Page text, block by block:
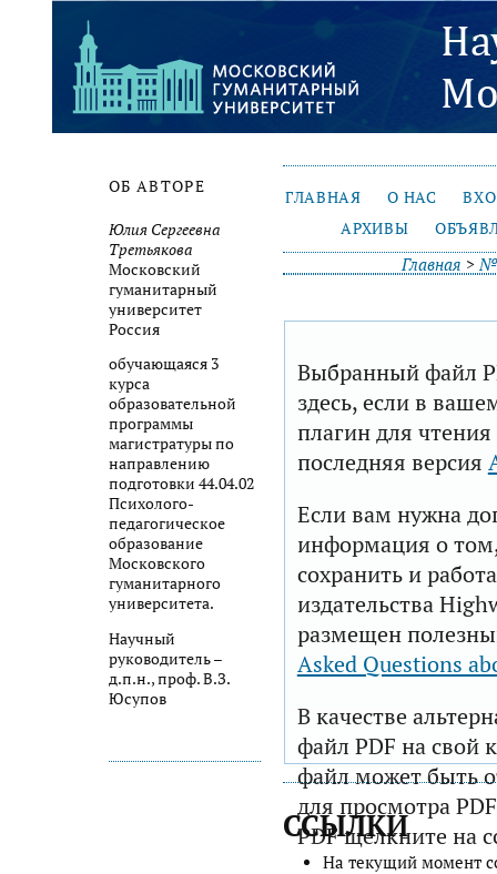
ОБ АВТОРЕ
Юлия Сергеевна
Третьякова
Московский
гуманитарный
университет
Россия
обучающаяся 3
курса
образовательной
программы
магистратуры по
направлению
подготовки 44.04.02
Психолого-
педагогическое
образование
Московского
гуманитарного
университета.
Научный
руководитель –
д.п.н., проф. В.З.
Юсупов
ГЛАВНАЯ О НАС
АРХИВЫ
Главная >№
Выбранный файл
здесь, если в
плагин для
последняя версия
Если вам нужна
информация о том,
сохранить и
издательства
размещен
Asked Questions
В качестве
файл PDF на свой
файл может быть
для просмотра
PDF щелкните на
ССЫЛКИ
На текущий момент